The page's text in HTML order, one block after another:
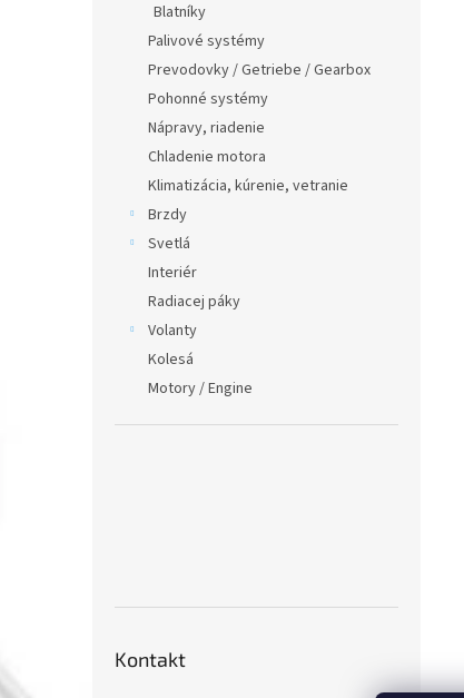
Blatníky
Palivové systémy
Prevodovky / Getriebe / Gearbox
Pohonné systémy
Nápravy, riadenie
Chladenie motora
Klimatizácia, kúrenie, vetranie
Brzdy
Svetlá
Interiér
Radiacej páky
Volanty
Kolesá
Motory / Engine
Kontakt